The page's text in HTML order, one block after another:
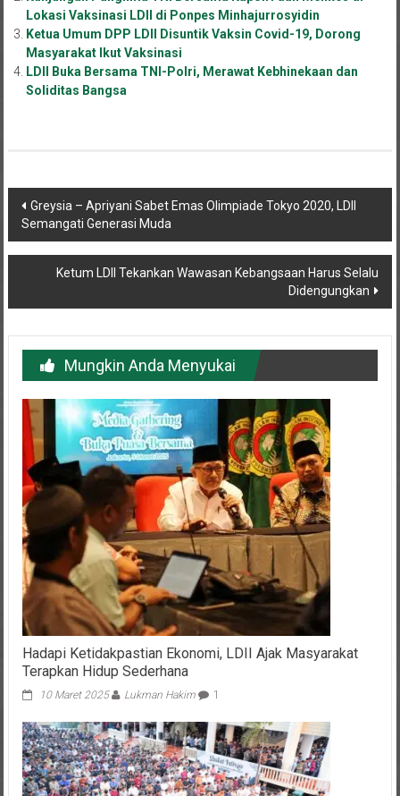
Lokasi Vaksinasi LDII di Ponpes Minhajurrosyidin
Ketua Umum DPP LDII Disuntik Vaksin Covid-19, Dorong
Masyarakat Ikut Vaksinasi
LDII Buka Bersama TNI-Polri, Merawat Kebhinekaan dan
Soliditas Bangsa
Navigasi
pos
Greysia – Apriyani Sabet Emas Olimpiade Tokyo 2020, LDII
Semangati Generasi Muda
Ketum LDII Tekankan Wawasan Kebangsaan Harus Selalu
Didengungkan
Mungkin Anda Menyukai
Hadapi Ketidakpastian Ekonomi, LDII Ajak Masyarakat
Terapkan Hidup Sederhana
10 Maret 2025 Lukman Hakim 1